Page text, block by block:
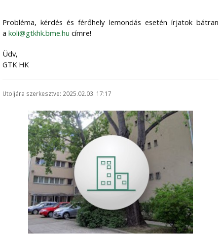
Probléma, kérdés és férőhely lemondás esetén írjatok bátran
a koli@gtkhk.bme.hu címre!
Üdv,
GTK HK
Utoljára szerkesztve: 2025.02.03. 17:17